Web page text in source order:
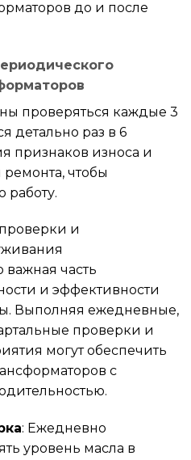
до и после
проверяться каждые 3
детально раз в 6
признаков износа и
чтобы
работу.
и
важная часть
и эффективности
Выполняя ежедневные,
проверки и
могут обеспечить
с
: Ежедневно
уровень масла в